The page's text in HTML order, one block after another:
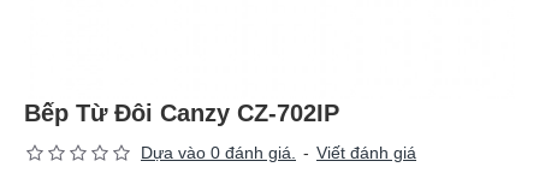
Bếp Từ Đôi Canzy CZ-702IP
Dựa vào 0 đánh giá. - Viết đánh giá